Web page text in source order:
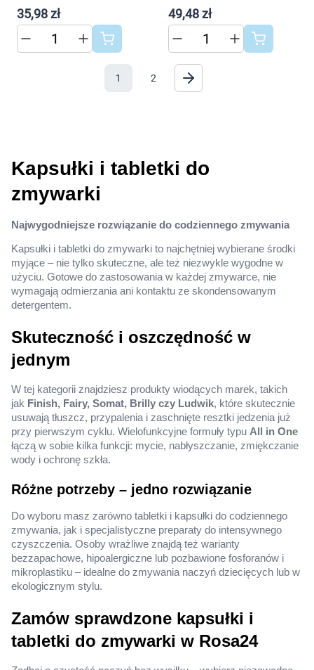
35,98 zł 49,48 zł
1 2
Kapsułki i tabletki do
zmywarki
Najwygodniejsze rozwiązanie do codziennego zmywania
Kapsułki i tabletki do zmywarki to najchętniej wybierane środki
myjące – nie tylko skuteczne, ale też niezwykle wygodne w
użyciu. Gotowe do zastosowania w każdej zmywarce, nie
wymagają odmierzania ani kontaktu ze skondensowanym
detergentem.
Skuteczność i oszczędność w
jednym
W tej kategorii znajdziesz produkty wiodących marek, takich
jak Finish, Fairy, Somat, Brilly czy Ludwik, które skutecznie
usuwają tłuszcz, przypalenia i zaschnięte resztki jedzenia już
przy pierwszym cyklu. Wielofunkcyjne formuły typu All in One
łączą w sobie kilka funkcji: mycie, nabłyszczanie, zmiękczanie
wody i ochronę szkła.
Różne potrzeby – jedno rozwiązanie
Do wyboru masz zarówno tabletki i kapsułki do codziennego
zmywania, jak i specjalistyczne preparaty do intensywnego
czyszczenia. Osoby wrażliwe znajdą też warianty
bezzapachowe, hipoalergiczne lub pozbawione fosforanów i
mikroplastiku – idealne do zmywania naczyń dziecięcych lub w
ekologicznym stylu.
Zamów sprawdzone kapsułki i
tabletki do zmywarki w Rosa24